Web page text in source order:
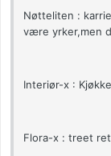
Nøtteliten :
være yrker,men
Interiør-x :
Flora-x : treet